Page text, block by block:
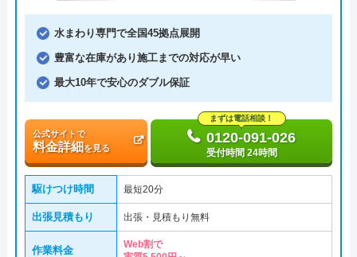
水まわり専門で全国45拠点展開
豊富な在庫があり施工までの対応が早い
最大10年で安心のダブル保証
公式サイトで
料金詳細を見る
まずは電話相談！
0120-091-026
受付時間 24時間
駆けつけ時間 最短20分
出張見積もり 出張・見積もり無料
作業料金
Web割で